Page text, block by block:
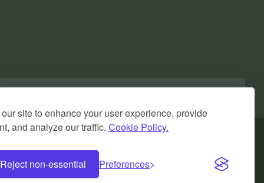
site to enhance your user experience, provide
and analyze our traffic. Cookie Policy.
Reject non-essential Preferences